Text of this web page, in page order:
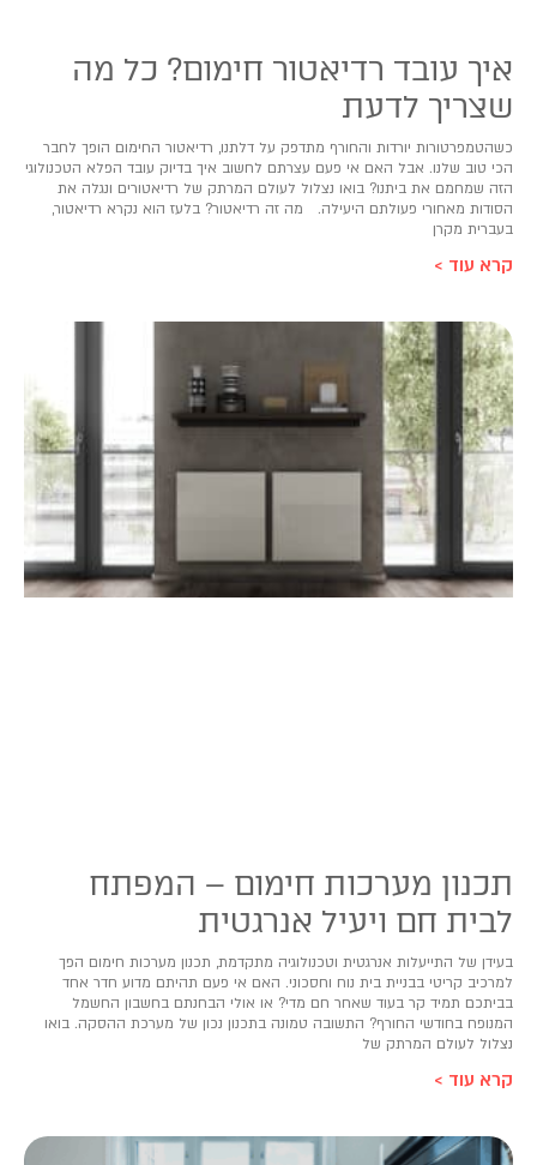
איך עובד רדיאטור חימום? כל מה
שצריך לדעת
כשהטמפרטורות יורדות והחורף מתדפק על דלתנו, רדיאטור החימום הופך לחבר
הכי טוב שלנו. אבל האם אי פעם עצרתם לחשוב איך בדיוק עובד הפלא הטכנולוגי
הזה שמחמם את ביתנו? בואו נצלול לעולם המרתק של רדיאטורים ונגלה את
הסודות מאחורי פעולתם היעילה. מה זה רדיאטור? בלעז הוא נקרא רדיאטור,
בעברית מקרן
קרא עוד >
תכנון מערכות חימום – המפתח
לבית חם ויעיל אנרגטית
בעידן של התייעלות אנרגטית וטכנולוגיה מתקדמת, תכנון מערכות חימום הפך
למרכיב קריטי בבניית בית נוח וחסכוני. האם אי פעם תהיתם מדוע חדר אחד
בביתכם תמיד קר בעוד שאחר חם מדי? או אולי הבחנתם בחשבון החשמל
המנופח בחודשי החורף? התשובה טמונה בתכנון נכון של מערכת ההסקה. בואו
נצלול לעולם המרתק של
קרא עוד >